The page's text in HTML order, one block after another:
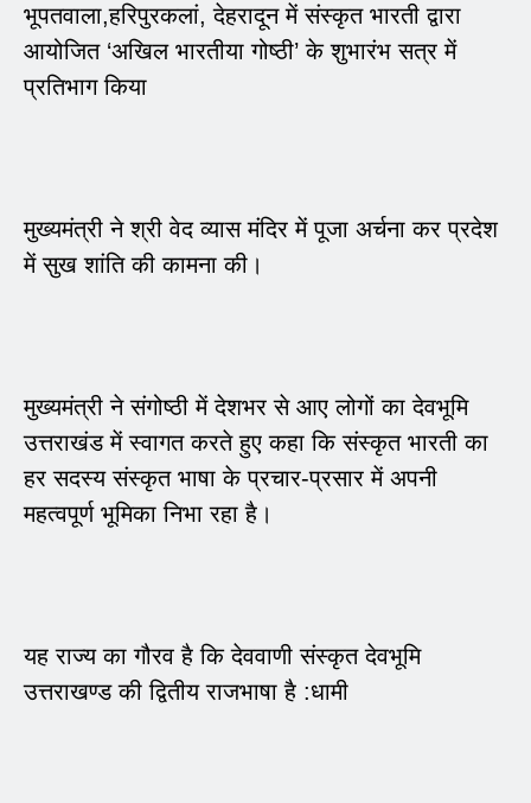
भूपतवाला,हरिपुरकलां, देहरादून में संस्कृत भारती द्वारा
आयोजित ‘अखिल भारतीया गोष्ठी’ के शुभारंभ सत्र में
प्रतिभाग किया
मुख्यमंत्री ने श्री वेद व्यास मंदिर में पूजा अर्चना कर प्रदेश
में सुख शांति की कामना की।
मुख्यमंत्री ने संगोष्ठी में देशभर से आए लोगों का देवभूमि
उत्तराखंड में स्वागत करते हुए कहा कि संस्कृत भारती का
हर सदस्य संस्कृत भाषा के प्रचार-प्रसार में अपनी
महत्वपूर्ण भूमिका निभा रहा है।
यह राज्य का गौरव है कि देववाणी संस्कृत देवभूमि
उत्तराखण्ड की द्वितीय राजभाषा है :धामी